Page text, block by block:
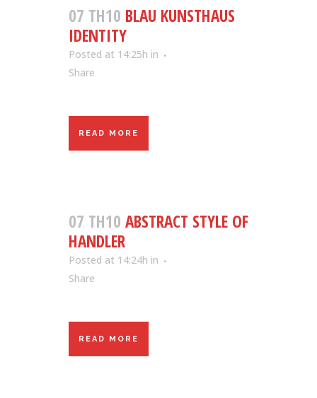
07 TH10 BLAU KUNSTHAUS
IDENTITY
Posted at 14:25h in
Share
READ MORE
07 TH10 ABSTRACT STYLE OF
HANDLER
Posted at 14:24h in
Share
READ MORE